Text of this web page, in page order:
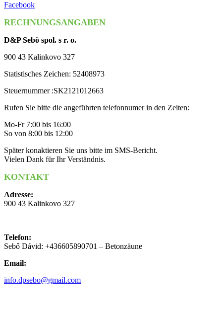
Facebook
RECHNUNGSANGABEN
D&P Sebö spol. s r. o.
900 43 Kalinkovo 327
Statistisches Zeichen: 52408973
Steuernummer :SK2121012663
Rufen Sie bitte die angeführten telefonnumer in den Zeiten:
Mo-Fr 7:00 bis 16:00
So von 8:00 bis 12:00
Später konaktieren Sie uns bitte im SMS-Bericht.
Vielen Dank für Ihr Verständnis.
KONTAKT
Adresse:
900 43 Kalinkovo 327
Telefon:
Sebő Dávid: +436605890701 – Betonzäune
Email:
info.dpsebo@gmail.com